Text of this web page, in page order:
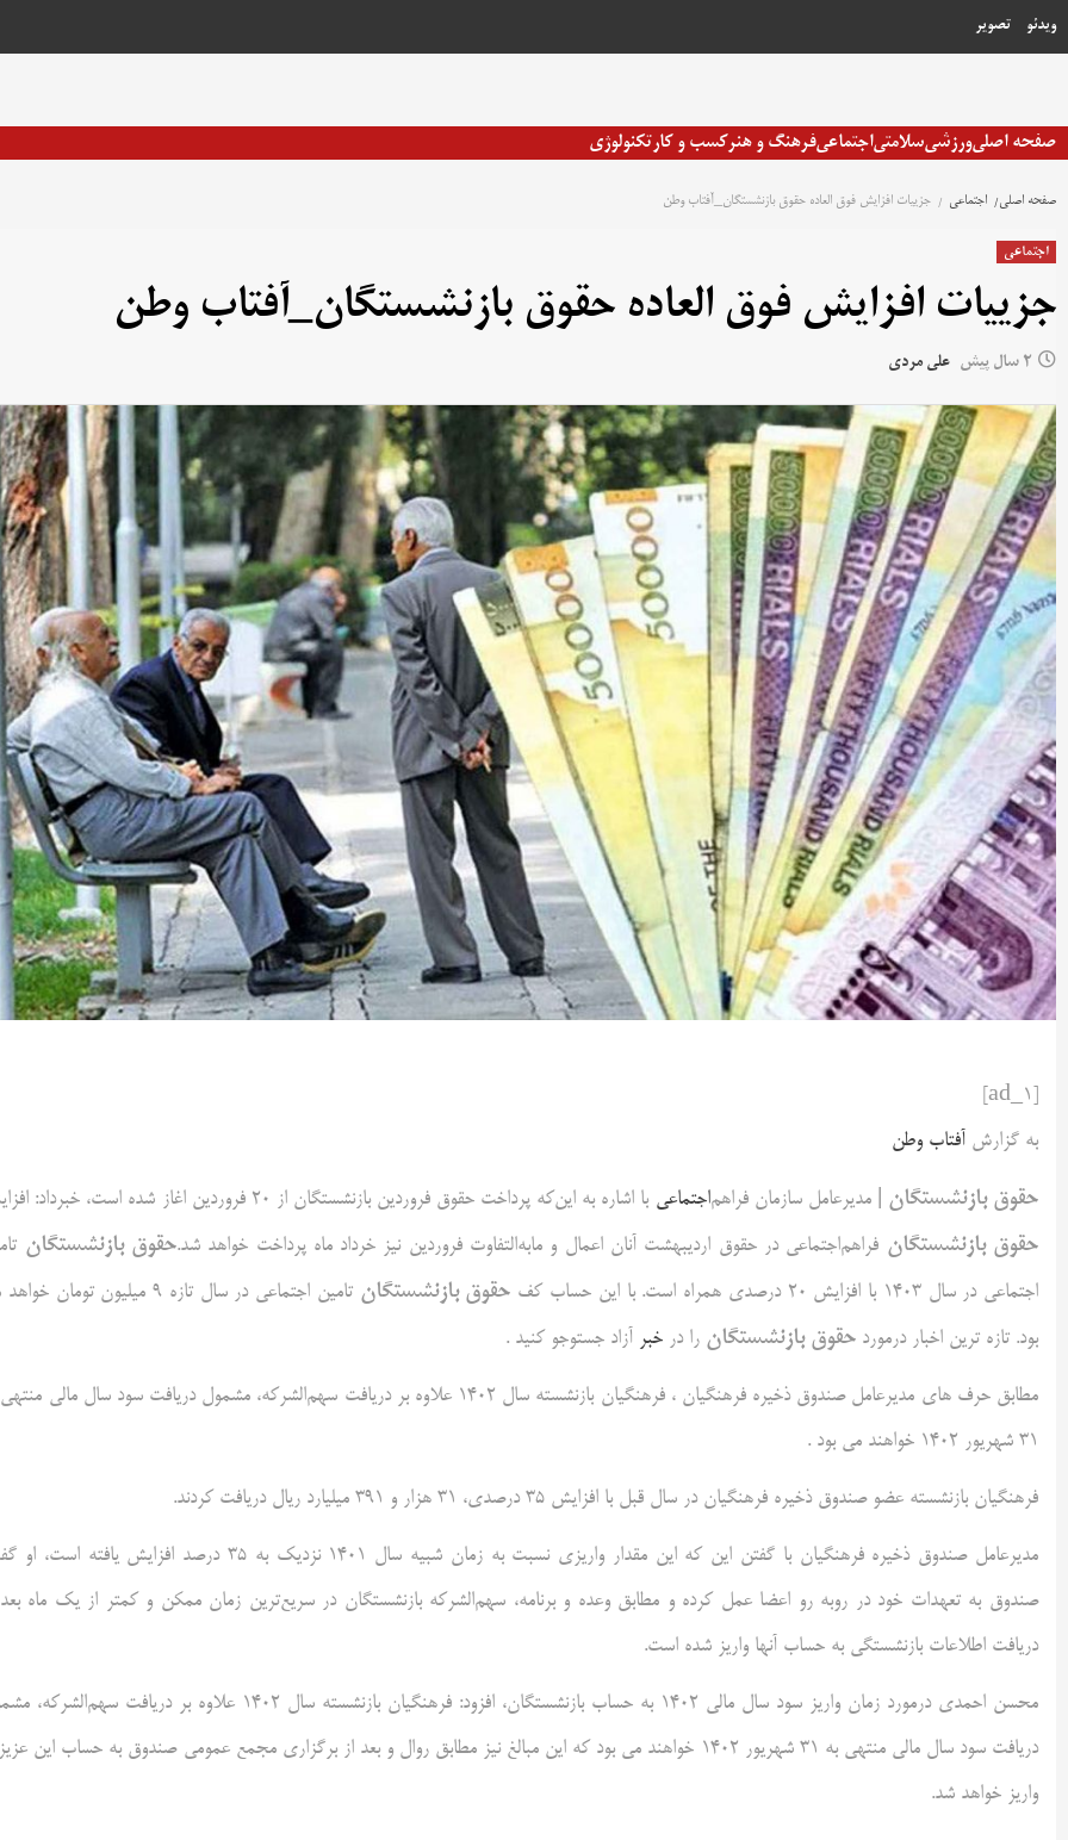
به
ویدئو تصویر
صفحه اصلیورزشیسلامتیاجتماعیفرهنگ و هنرکسب و کارتکنولوژی
صفحه اصلی اجتماعی جزییات افزایش فوق العاده حقوق بازنشستگان_آفتاب وطن
اجتماعی
جزییات افزایش فوق العاده حقوق بازنشستگان_آفتاب وطن
2 سال پیش علی مردی
به گزارش آفتاب وطن
حقوق بازنشستگان |مدیرعامل سازمان فراهم‌اجتماعی با اشاره به این‌که پرداخت حقوق فروردین بازنشستگان از ۲۰ فروردین اغاز شده است، خبرداد: افزایش
حقوق بازنشستگان فراهم‌اجتماعی در حقوق اردیبهشت آنان اعمال و مابه‌التفاوت فروردین نیز خرداد ماه پرداخت خواهد شد.حقوق بازنشستگان
اجتماعی در سال ۱۴۰۳ با افزایش ۲۰ درصدی همراه است. با این حساب کف
حقوق بازنشستگان
تامین اجتماعی در سال تازه ۹ میلیون تومان
بود. تازه ترین اخبار درمورد حقوق بازنشستگان را در خبر آزاد جستوجو کنید .
مطابق حرف های مدیرعامل صندوق ذخیره فرهنگیان ، فرهنگیان بازنشسته سال ۱۴۰۲ علاوه بر دریافت سهم‌الشرکه، مشمول دریافت سود سال مالی
۳۱ شهریور ۱۴۰۲ خواهند می بود .
فرهنگیان بازنشسته عضو صندوق ذخیره فرهنگیان در سال قبل با افزایش ۳۵ درصدی، ۳۱ هزار و ۳۹۱ میلیارد ریال دریافت کردند.
مدیرعامل صندوق ذخیره فرهنگیان با گفتن این که این مقدار واریزی نسبت به‌ زمان شبیه سال ۱۴۰۱ نزدیک به ۳۵ درصد افزایش یافته
صندوق به تعهدات خود در روبه رو اعضا عمل کرده و مطابق وعده و برنامه، سهم‌الشرکه بازنشستگان در سریع‌ترین زمان ممکن و کمتر از یک ماه بعد
دریافت اطلاعات بازنشستگی به حساب آنها واریز شده است.
محسن احمدی درمورد زمان واریز سود سال مالی ۱۴۰۲ به حساب بازنشستگان، افزود: فرهنگیان بازنشسته سال ۱۴۰۲ علاوه بر دریافت
دریافت سود سال مالی منتهی به ۳۱ شهریور ۱۴۰۲ خواهند می بود که این مبالغ نیز مطابق روال و بعد از برگزاری مجمع عمومی صندوق به حساب این
واریز خواهد شد.